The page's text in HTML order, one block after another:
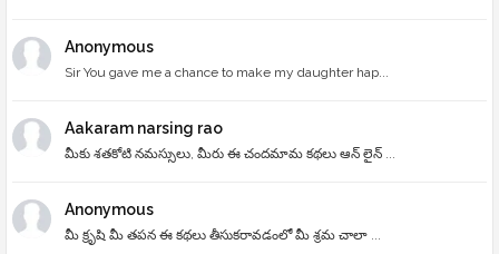
Anonymous
Sir You gave me a chance to make my daughter hap...
Aakaram narsing rao
మీకు శతకోటి నమస్సులు, మీరు ఈ చందమామ కథలు ఆన్ లైన్ ...
Anonymous
మీ క్రృషి మీ తపన ఈ కథలు తీసుకరావడంలో మీ శ్రమ చాలా ...